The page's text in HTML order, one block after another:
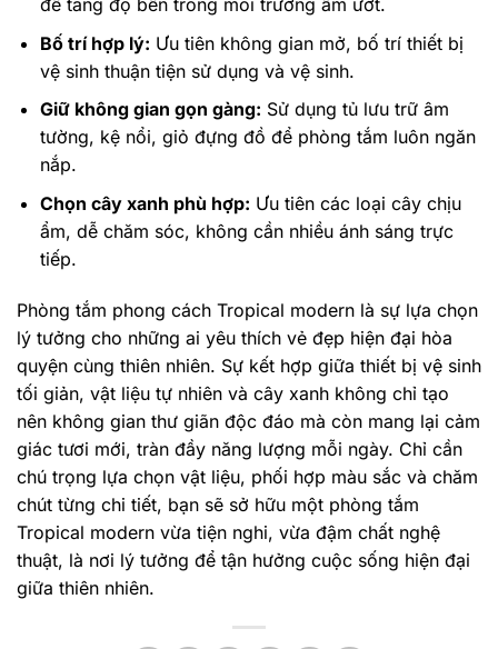
để tăng độ bền trong môi trường ẩm ướt.
Bố trí hợp lý: Ưu tiên không gian mở, bố trí thiết bị
vệ sinh thuận tiện sử dụng và vệ sinh.
Giữ không gian gọn gàng: Sử dụng tủ lưu trữ âm
tường, kệ nổi, giỏ đựng đồ để phòng tắm luôn ngăn
nắp.
Chọn cây xanh phù hợp: Ưu tiên các loại cây chịu
ẩm, dễ chăm sóc, không cần nhiều ánh sáng trực
tiếp.
Phòng tắm phong cách Tropical modern là sự lựa chọn
lý tưởng cho những ai yêu thích vẻ đẹp hiện đại hòa
quyện cùng thiên nhiên. Sự kết hợp giữa thiết bị vệ sinh
tối giản, vật liệu tự nhiên và cây xanh không chỉ tạo
nên không gian thư giãn độc đáo mà còn mang lại cảm
giác tươi mới, tràn đầy năng lượng mỗi ngày. Chỉ cần
chú trọng lựa chọn vật liệu, phối hợp màu sắc và chăm
chút từng chi tiết, bạn sẽ sở hữu một phòng tắm
Tropical modern vừa tiện nghi, vừa đậm chất nghệ
thuật, là nơi lý tưởng để tận hưởng cuộc sống hiện đại
giữa thiên nhiên.